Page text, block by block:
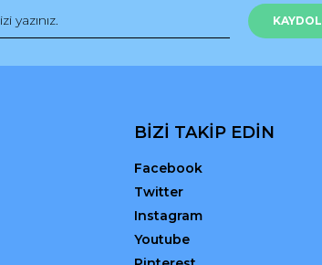
KAYDOL
BİZİ TAKİP EDİN
Facebook
Twitter
Instagram
Youtube